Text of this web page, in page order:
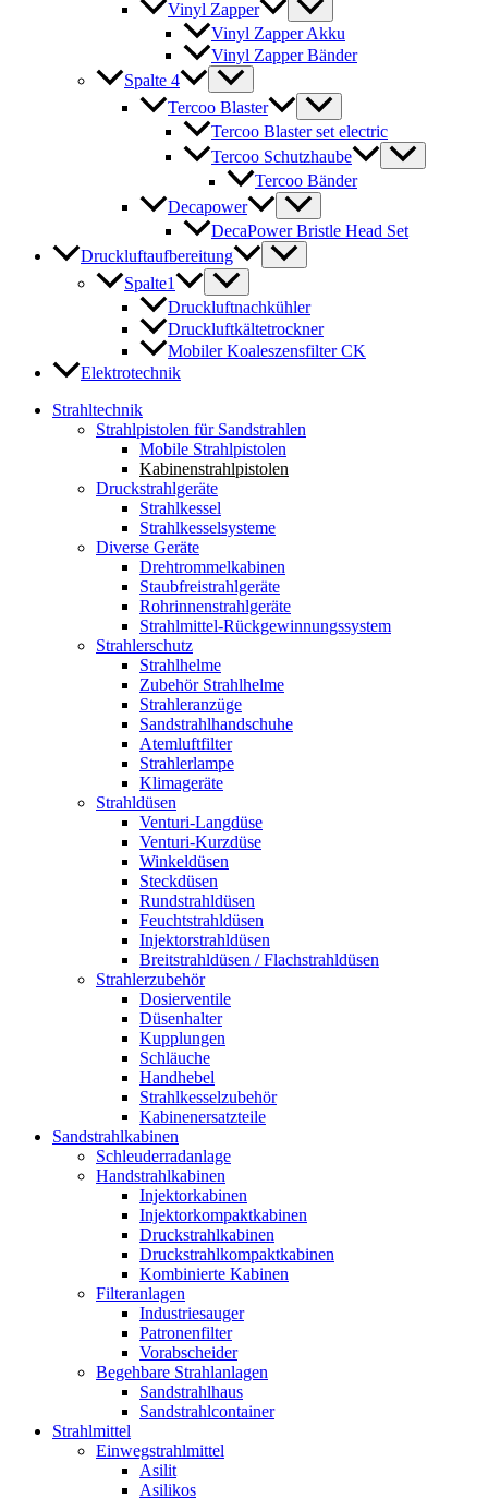
Vinyl Zapper
Vinyl Zapper Akku
Vinyl Zapper Bänder
Spalte 4
Tercoo Blaster
Tercoo Blaster set electric
Tercoo Schutzhaube
Tercoo Bänder
Decapower
DecaPower Bristle Head Set
Druckluftaufbereitung
Spalte1
Druckluftnachkühler
Druckluftkältetrockner
Mobiler Koaleszensfilter CK
Elektrotechnik
Strahltechnik
Strahlpistolen für Sandstrahlen
Mobile Strahlpistolen
Kabinenstrahlpistolen
Druckstrahlgeräte
Strahlkessel
Strahlkesselsysteme
Diverse Geräte
Drehtrommelkabinen
Staubfreistrahlgeräte
Rohrinnenstrahlgeräte
Strahlmittel-Rückgewinnungssystem
Strahlerschutz
Strahlhelme
Zubehör Strahlhelme
Strahleranzüge
Sandstrahlhandschuhe
Atemluftfilter
Strahlerlampe
Klimageräte
Strahldüsen
Venturi-Langdüse
Venturi-Kurzdüse
Winkeldüsen
Steckdüsen
Rundstrahldüsen
Feuchtstrahldüsen
Injektorstrahldüsen
Breitstrahldüsen / Flachstrahldüsen
Strahlerzubehör
Dosierventile
Düsenhalter
Kupplungen
Schläuche
Handhebel
Strahlkesselzubehör
Kabinenersatzteile
Sandstrahlkabinen
Schleuderradanlage
Handstrahlkabinen
Injektorkabinen
Injektorkompaktkabinen
Druckstrahlkabinen
Druckstrahlkompaktkabinen
Kombinierte Kabinen
Filteranlagen
Industriesauger
Patronenfilter
Vorabscheider
Begehbare Strahlanlagen
Sandstrahlhaus
Sandstrahlcontainer
Strahlmittel
Einwegstrahlmittel
Asilit
Asilikos